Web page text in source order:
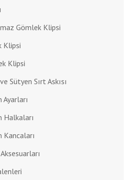
Gömlek Klipsi
Klipsi
Klipsi
Sütyen Sırt Askısı
Halkaları